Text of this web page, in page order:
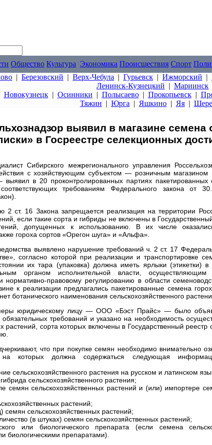
Общество Культура Экономика Происшествия Спорт
| Березовский | Верх-Чебула | Гурьевск | Ижморский |
Ленинск-Кузнецкий | Мариинск
Новокузнецк| Осинники | Полысаево| Прокопьевск|
Тяжин | Юрга | Яшкино | Яя |
выявил в магазине
в Госреестре селекционных
Сибирского межрегионального управления
с хозяйствующим субъектом — розничным магазином
в 20 проконтролированных партиях
требованиям Федерального закона
2 ст. 16 Закона запрещается реализация на территории
если такие сорта и гибриды не включены в
допущенных к использованию. В их числе
гороха сортов «Орегон шуга» и «Альфа».
выявлено нарушение требований ч. 2 ст. 17
согласно которой при реализации и транспортировке
их тара (упаковка) должна иметь ярлыки (этикетки) в
органом исполнительной власти,
нормативно-правовому регулированию в области
к реализации предлагались пакетированные семена
ботанического наименования сельскохозяйственного
юридическому лицу — ООО «Бэст Прайс» — было
требований и указано на необходимость
растений, сорта которых включены в Государственный реестр
что при покупке семян необходимо внимательно
которых должна содержаться следующая
сельскохозяйственного растения на русском и латинском
сельскохозяйственного растения;
семян сельскохозяйственных растений и (или) импортере
растений;
семян сельскохозяйственных растений;
(в штуках) семян сельскохозяйственных растений;
или биологического препарата (если семена
биологическими препаратами).